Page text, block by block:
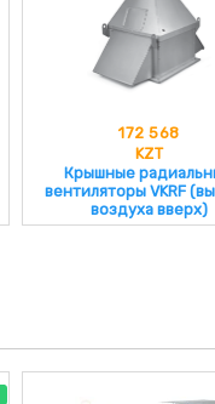
172 568
KZT
Крышные
вентиляторы VKRF
воздуха вверх)